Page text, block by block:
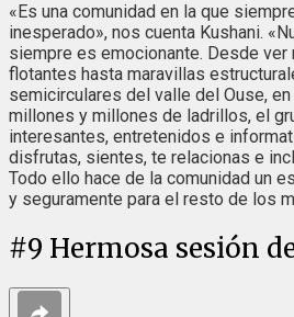
«Es una comunidad en la que
inesperado», nos cuenta Kushani.
siempre es emocionante. Desde
flotantes hasta maravillas
semicirculares del valle del Ouse,
millones y millones de ladrillos, el
interesantes, entretenidos e
disfrutas, sientes, te relacionas e
Todo ello hace de la comunidad un
y seguramente para el resto de los
#9 Hermosa sesión